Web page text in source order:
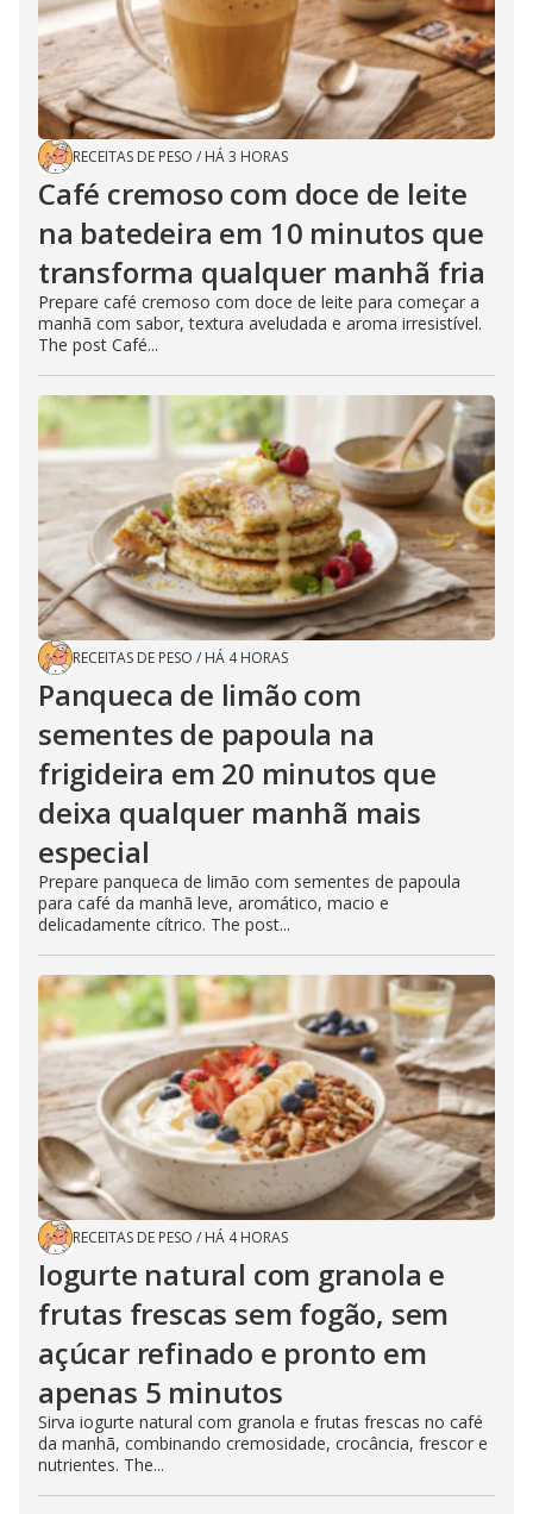
RECEITAS DE PESO / HÁ 3 HORAS
Café cremoso com doce de leite
na batedeira em 10 minutos que
transforma qualquer manhã fria
Prepare café cremoso com doce de leite para começar a
manhã com sabor, textura aveludada e aroma irresistível.
The post Café...
RECEITAS DE PESO / HÁ 4 HORAS
Panqueca de limão com
sementes de papoula na
frigideira em 20 minutos que
deixa qualquer manhã mais
especial
Prepare panqueca de limão com sementes de papoula
para café da manhã leve, aromático, macio e
delicadamente cítrico. The post...
RECEITAS DE PESO / HÁ 4 HORAS
Iogurte natural com granola e
frutas frescas sem fogão, sem
açúcar refinado e pronto em
apenas 5 minutos
Sirva iogurte natural com granola e frutas frescas no café
da manhã, combinando cremosidade, crocância, frescor e
nutrientes. The...